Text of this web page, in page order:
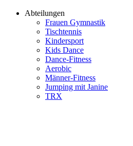
Abteilungen
Frauen Gymnastik
Tischtennis
Kindersport
Kids Dance
Dance-Fitness
Aerobic
Männer-Fitness
Jumping mit Janine
TRX